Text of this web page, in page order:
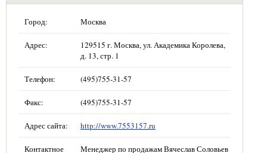
Город: Москва
Адрес:
129515 г. Москва, ул. Академика Королева,
д. 13, стр. 1
Телефон: (495)755-31-57
Факс: (495)755-31-57
Адрес сайта: http://www.7553157.ru
Контактное
Менеджер по продажам Вячеслав Соловьев